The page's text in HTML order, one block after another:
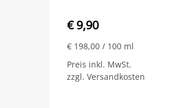
€ 9,90
€ 198,00 / 100 ml
Preis inkl. MwSt.
zzgl. Versandkosten